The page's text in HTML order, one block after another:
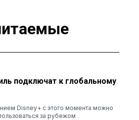
подключат к глобальному
Disney+ с этого момента можно
за рубежом